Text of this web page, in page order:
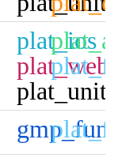
plat_ios
plat_web